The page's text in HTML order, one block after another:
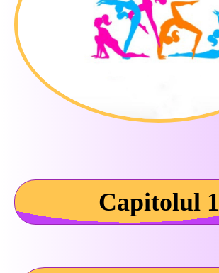
Capitolul 1